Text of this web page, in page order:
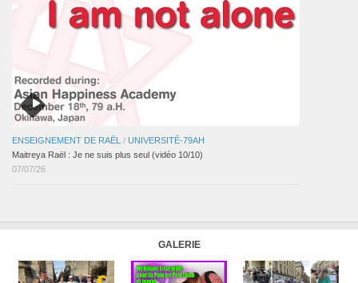
ENSEIGNEMENT DE RAËL / UNIVERSITÉ-79AH
Maitreya Raël : Je ne suis plus seul (vidéo 10/10)
07/07/26
GALERIE